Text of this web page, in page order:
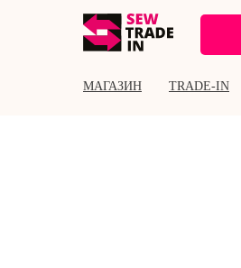
МАГАЗИН TRADE-IN